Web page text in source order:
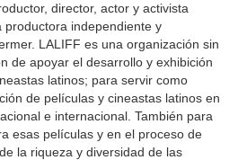
director, actor y activista
productora independiente y
LALIFF es una organización sin
de apoyar el desarrollo y exhibición
latinos; para servir como
de películas y cineastas latinos en
e internacional. También para
esas películas y en el proceso de
la riqueza y diversidad de las